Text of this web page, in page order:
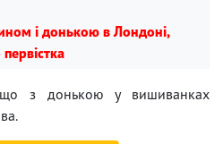
і донькою в Лондоні,
що з донькою у вишиванках